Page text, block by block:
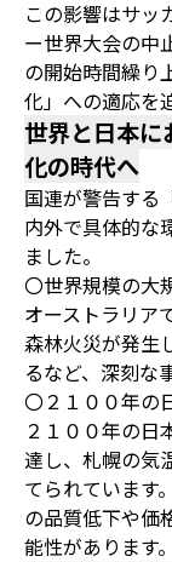
この影響はサッ
ー世界大会の中
の開始時間繰り
化」への適応を
世界と日本に
化の時代へ
国連が警告する
内外で具体的な
ました。
〇世界規模の大
オーストラリア
森林火災が発生
るなど、深刻な
〇２１００年の
２１００年の
達し、札幌の気
てられています
の品質低下や価
能性があります。